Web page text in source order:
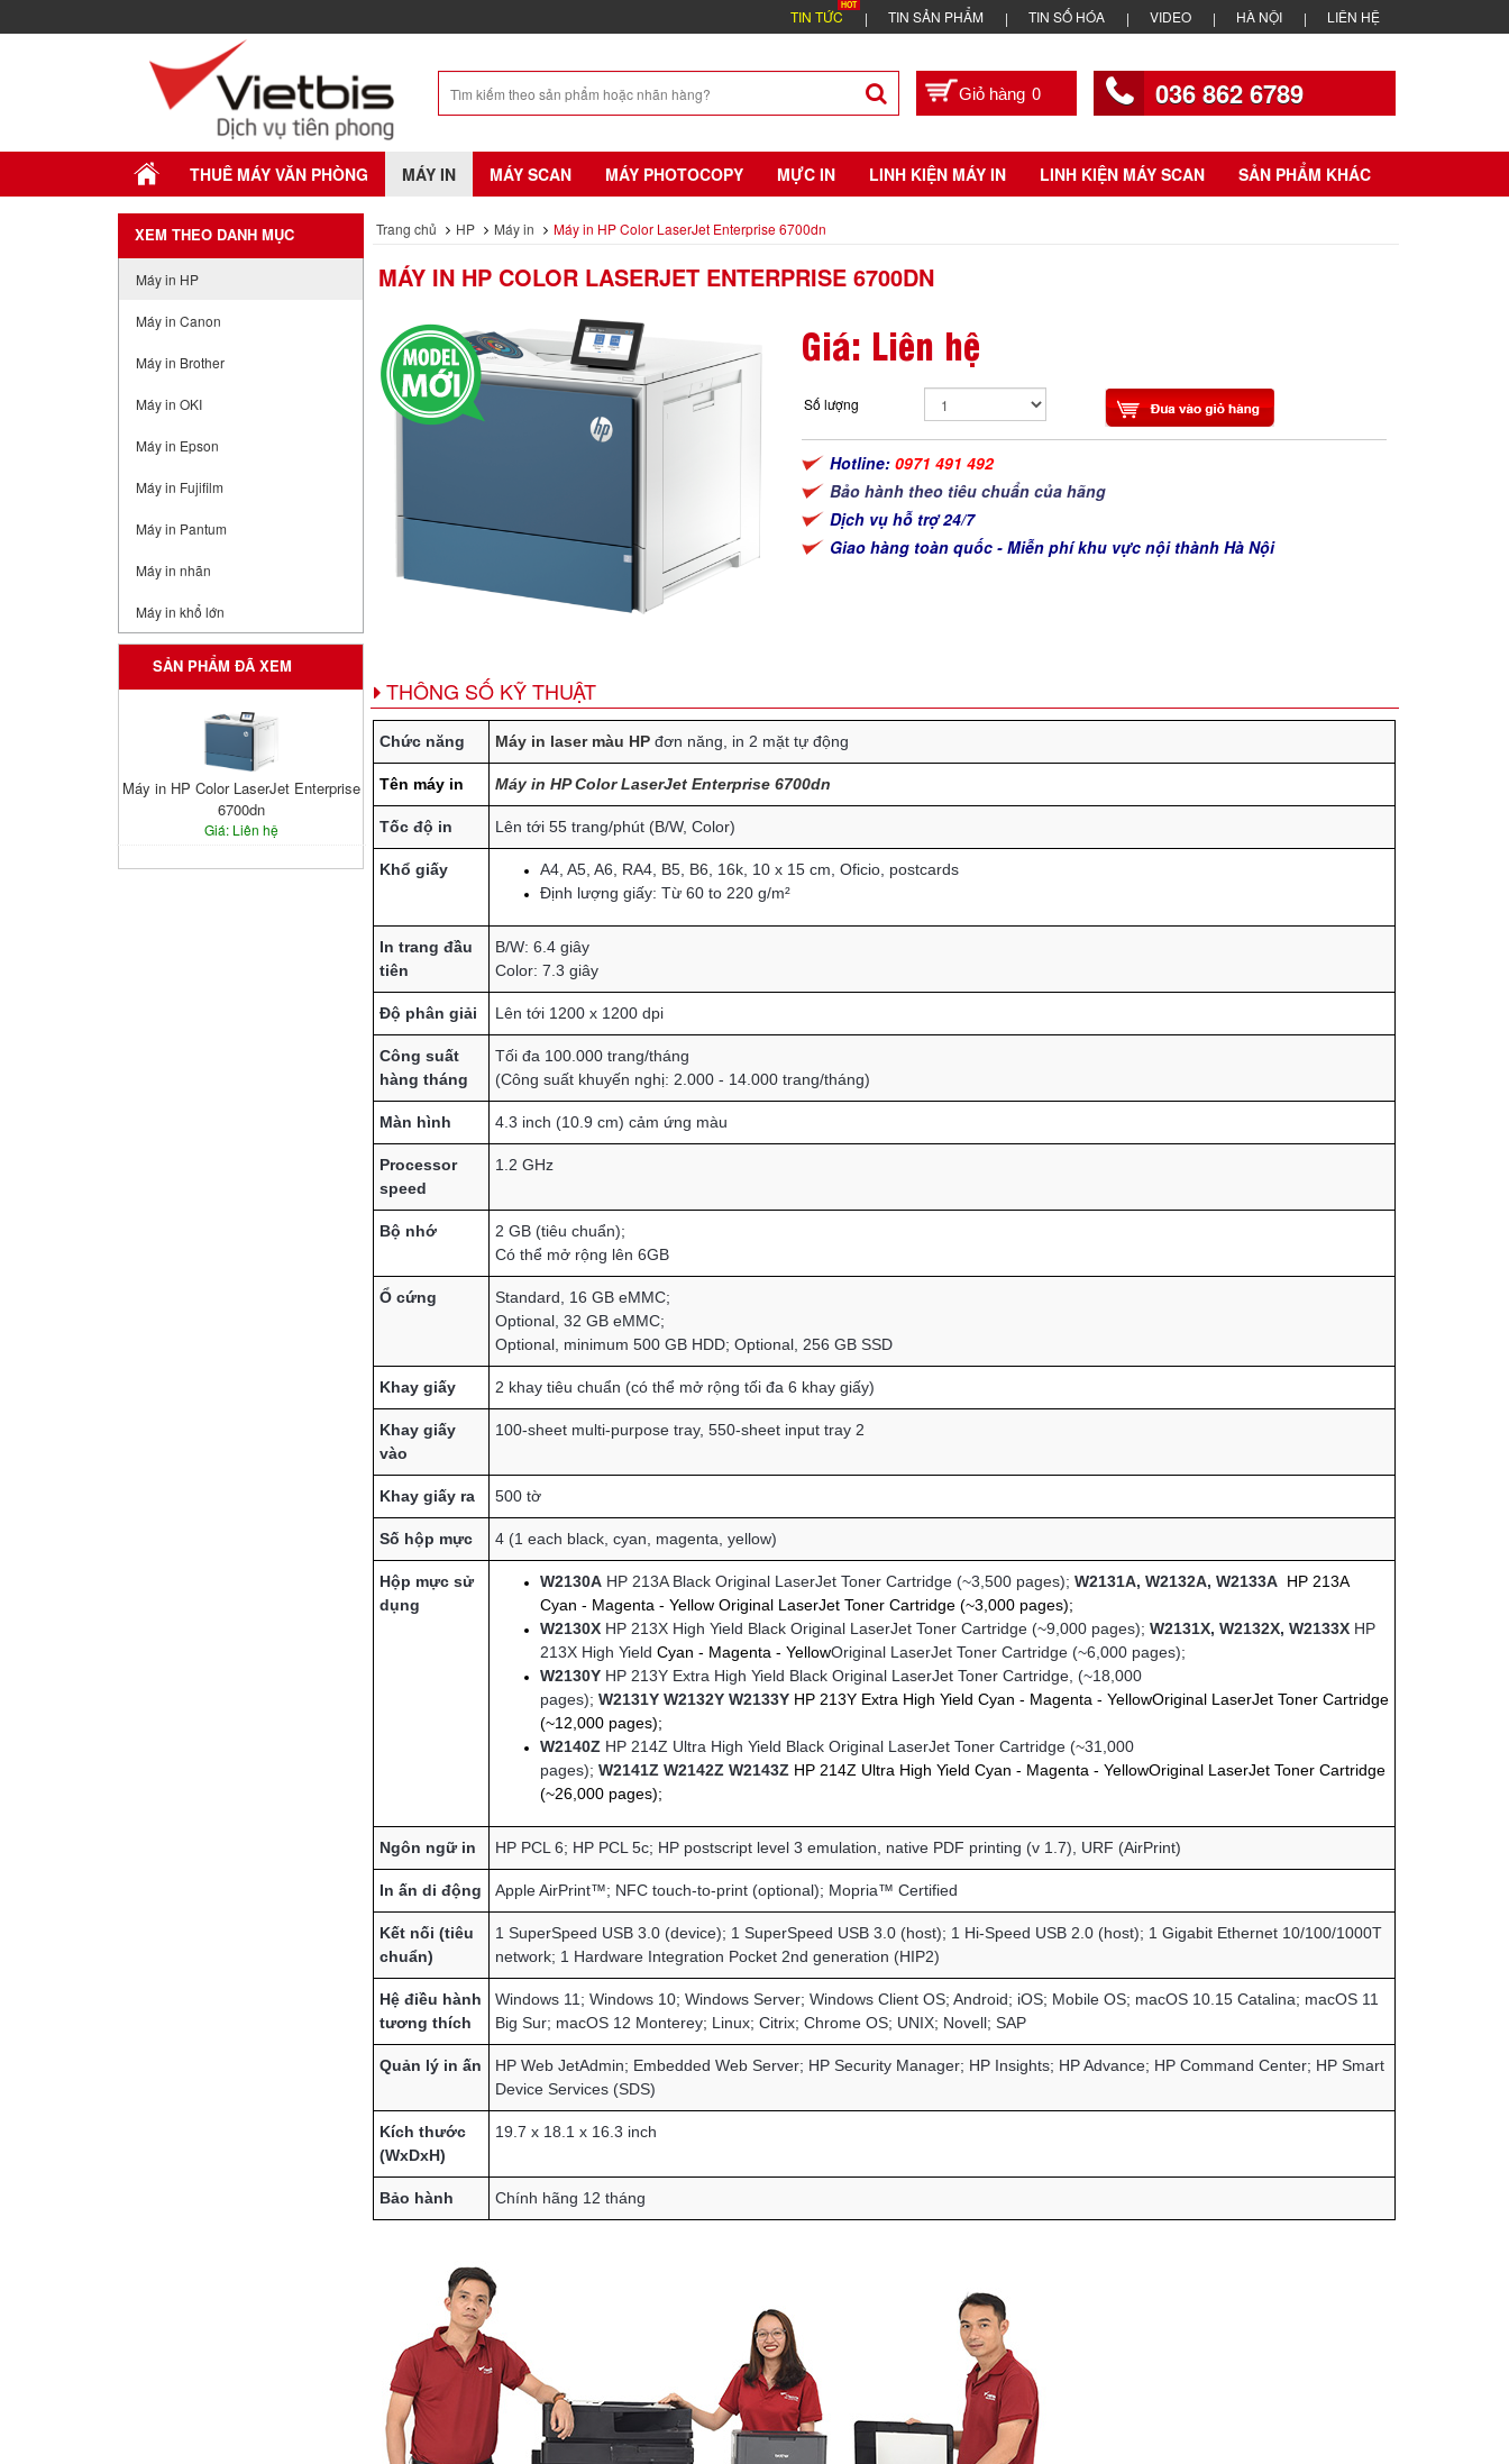
TIN TỨC TIN SẢN PHẨM TIN SỐ HÓA VIDEO HÀ NỘI LIÊN HỆ
0 036 862 6789
THUÊ MÁY VĂN PHÒNG MÁY IN MÁY SCAN MÁY PHOTOCOPY MỰC IN LINH KIỆN MÁY IN LINH KIỆN MÁY SCAN SẢN PHẨM KHÁC
XEM THEO DANH MỤC
Máy in HP
Máy in Canon
Máy in Brother
Máy in OKI
Máy in Epson
Máy in Fujifilm
Máy in Pantum
Máy in nhãn
Máy in khổ lớn
SẢN PHẨM ĐÃ XEM
Máy in HP Color LaserJet Enterprise
6700dn
Giá: Liên hệ
Trang chủ HP Máy in Máy in HP Color LaserJet Enterprise 6700dn
MÁY IN HP COLOR LASERJET ENTERPRISE 6700DN
Giá: Liên hệ
Số lượng
Hotline:0971 491 492
Bảo hành theo tiêu chuẩn của hãng
Dịch vụ hỗ trợ 24/7
Giao hàng toàn quốc - Miễn phí khu vực nội thành Hà Nội
THÔNG SỐ KỸ THUẬT
Chức năng Máy in laser màu HPđơn năng, in 2 mặt tự động
Tên máy in Máy in HP Color LaserJet Enterprise 6700dn
Tốc độ in Lên tới 55 trang/phút (B/W, Color)
Khổ giấy
A4, A5, A6, RA4, B5, B6, 16k, 10 x 15 cm, Oficio, postcards
Định lượng giấy: Từ 60 to 220 g/m²
In trang đầu
tiên
B/W: 6.4 giây
Color: 7.3 giây
Độ phân giải Lên tới 1200 x 1200 dpi
Công suất
hàng tháng
Tối đa 100.000 trang/tháng
(Công suất khuyến nghị: 2.000 - 14.000 trang/tháng)
Màn hình 4.3 inch (10.9 cm) cảm ứng màu
Processor
speed
1.2 GHz
Bộ nhớ
2 GB (tiêu chuẩn);
Có thể mở rộng lên 6GB
Ổ cứng
Standard, 16 GB eMMC;
Optional, 32 GB eMMC;
Optional, minimum 500 GB HDD; Optional, 256 GB SSD
Khay giấy 2 khay tiêu chuẩn (có thể mở rộng tối đa 6 khay giấy)
Khay giấy
vào
100-sheet multi-purpose tray, 550-sheet input tray 2
Khay giấy ra 500 tờ
Số hộp mực 4 (1 each black, cyan, magenta, yellow)
Hộp mực sử
dụng
W2130AHP 213A Black Original LaserJet Toner Cartridge (~3,500 pages); W2131A, W2132A, W2133A HP 213A
Cyan - Magenta - Yellow Original LaserJet Toner Cartridge (~3,000 pages);
W2130X HP 213X High Yield Black Original LaserJet Toner Cartridge (~9,000 pages); W2131X, W2132X, W2133X HP
213X High Yield Cyan - Magenta - YellowOriginal LaserJet Toner Cartridge (~6,000 pages);
W2130YHP 213Y Extra High Yield Black Original LaserJet Toner Cartridge, (~18,000
pages); W2131Y W2132Y W2133Y HP 213Y Extra High Yield Cyan - Magenta - YellowOriginal LaserJet Toner Cartridge
(~12,000 pages);
W2140Z HP 214Z Ultra High Yield Black Original LaserJet Toner Cartridge (~31,000
pages); W2141Z W2142Z W2143Z HP 214Z Ultra High Yield Cyan - Magenta - YellowOriginal LaserJet Toner Cartridge
(~26,000 pages);
Ngôn ngữ in HP PCL 6; HP PCL 5c; HP postscript level 3 emulation, native PDF printing (v 1.7), URF (AirPrint)
In ấn di động Apple AirPrint™; NFC touch-to-print (optional); Mopria™ Certified
Kết nối (tiêu
chuẩn)
1 SuperSpeed USB 3.0 (device); 1 SuperSpeed USB 3.0 (host); 1 Hi-Speed USB 2.0 (host); 1 Gigabit Ethernet 10/100/1000T
network; 1 Hardware Integration Pocket 2nd generation (HIP2)
Hệ điều hành
tương thích
Windows 11; Windows 10; Windows Server; Windows Client OS; Android; iOS; Mobile OS; macOS 10.15 Catalina; macOS 11
Big Sur; macOS 12 Monterey; Linux; Citrix; Chrome OS; UNIX; Novell; SAP
Quản lý in ấn
HP Web JetAdmin; Embedded Web Server; HP Security Manager; HP Insights; HP Advance; HP Command Center; HP Smart
Device Services (SDS)
Kích thước
(WxDxH)
19.7 x 18.1 x 16.3 inch
Bảo hành Chính hãng 12 tháng